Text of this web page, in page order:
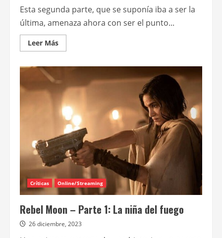
Esta segunda parte, que se suponía iba a ser la
última, amenaza ahora con ser el punto...
Leer MásLeer
más
–
Parte
2:
la
guerrera
que
deja
marcas
Críticas Online/Streaming
Rebel Moon – Parte 1: La niña del fuego
26 diciembre, 2023